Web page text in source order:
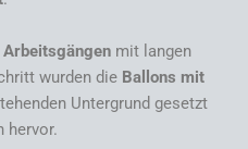
Arbeitsgängen mit langen
wurden die Ballons mit
Untergrund gesetzt
hervor.